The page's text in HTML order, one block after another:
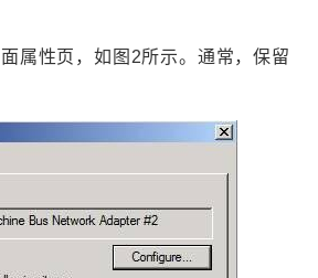
属性页，如图2所示。通常，保留